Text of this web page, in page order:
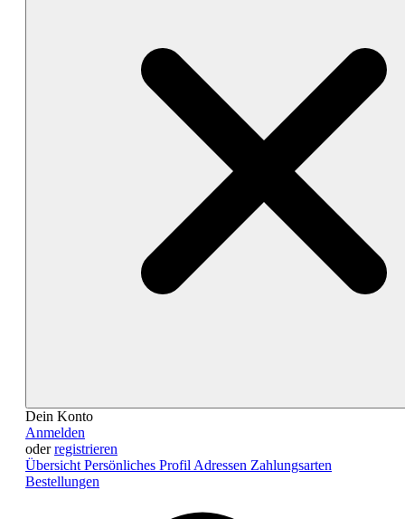
Dein Konto
Anmelden
oderregistrieren
Übersicht Persönliches Profil Adressen Zahlungsarten
Bestellungen